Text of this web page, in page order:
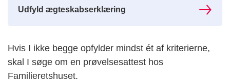
Udfyld ægteskabserklæring
Hvis I ikke begge opfylder mindst ét af kriterierne,
skal I søge om en prøvelsesattest hos
Familieretshuset.